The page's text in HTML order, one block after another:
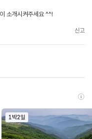
소개시켜주세요 ^^!
신고
1박2일